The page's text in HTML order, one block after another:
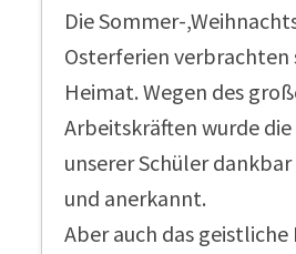
Die Sommer-
Osterferien verbrachten
Heimat. Wegen des
Arbeitskräften wurde
unserer Schüler
und anerkannt.
Aber auch das geistliche